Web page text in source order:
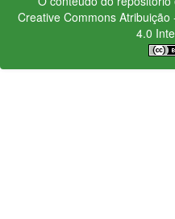
Creative CommonsAtribuição
4.0